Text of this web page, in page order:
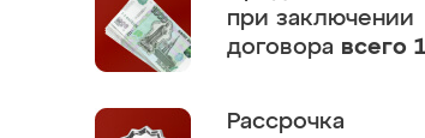
при заключении
договора всего
Рассрочка